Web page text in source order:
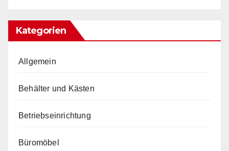
Kategorien
Allgemein
Behälter und Kästen
Betriebseinrichtung
Büromöbel